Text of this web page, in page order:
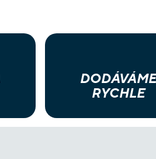
DODÁVÁME
RYCHLE